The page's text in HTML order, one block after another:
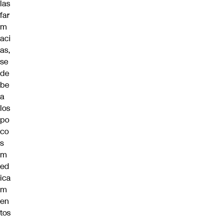
las
far
m
aci
as,
se
de
be
a
los
po
co
s
m
ed
ica
m
en
tos